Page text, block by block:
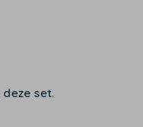
deze set.